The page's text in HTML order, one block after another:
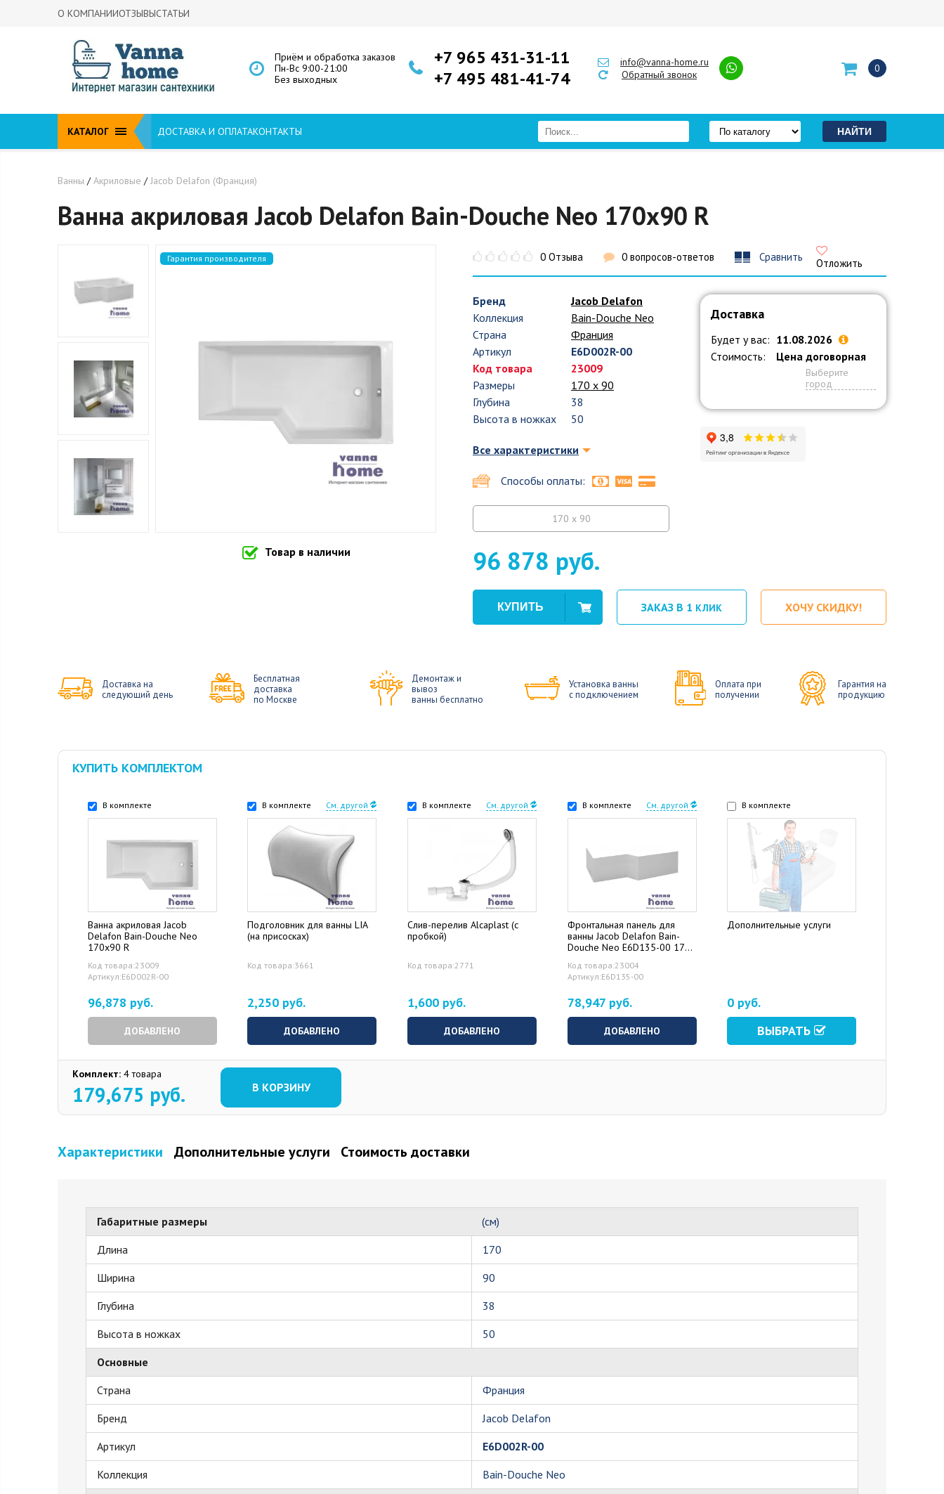
О КОМПАНИИОТЗЫВЫСТАТЬИ
Приём и обработка заказов
Пн-Вс 9:00-21:00
Без выходных
+7 965 431-31-11
+7 495 481-41-74
info@vanna-home.ru
Обратный звонок
0
КАТАЛОГ ДОСТАВКА И ОПЛАТАКОНТАКТЫ
Ванны /Акриловые /Jacob Delafon (Франция)
Ванна акриловая Jacob Delafon Bain-Douche Neo 170x90 R
Гарантия производителя
Товар в наличии
0 Отзыва 0 вопросов-ответов Сравнить Отложить
Бренд
Jacob Delafon
Коллекция
Bain-Douche Neo
Страна
Франция
Артикул
E6D002R-00
Код товара
23009
Размеры
170 х 90
Глубина
38
Высота в ножках
50
Все характеристики
Способы оплаты:
170 x 90
Доставка
Будет у вас: 11.08.2026
Стоимость:
Цена договорная
Выберите
город
96 878 руб.
ЗАКАЗ В 1 КЛИК ХОЧУ СКИДКУ!
Доставка на
следующий день
Бесплатная
доставка
по Москве
Демонтаж и
вывоз
ванны бесплатно
Установка ванны
с подключением
Оплата при
получении
Гарантия на
продукцию
КУПИТЬ КОМПЛЕКТОМ
В комплекте
Ванна акриловая Jacob
Delafon Bain-Douche Neo
170x90 R
Код товара:23009
Артикул:E6D002R-00
96,878 руб.
ДОБАВЛЕНО
В комплекте См. другой
Подголовник для ванны LIA
(на присосках)
Код товара:3661
2,250 руб.
ДОБАВЛЕНО
В комплекте См. другой
Слив-перелив Alcaplast (с
пробкой)
Код товара:2771
1,600 руб.
ДОБАВЛЕНО
В комплекте См. другой
Фронтальная панель для
ванны Jacob Delafon Bain-
Douche Neo E6D135-00 170
Код товара:23004
Артикул:E6D135-00
78,947 руб.
ДОБАВЛЕНО
В комплекте
Дополнительные услуги
0 руб.
ВЫБРАТЬ
Комплект: 4 товара
179,675 руб. В КОРЗИНУ
Характеристики Дополнительные услуги Стоимость доставки
Габаритные размеры
(см)
Длина
170
Ширина
90
Глубина
38
Высота в ножках
50
Основные
Страна
Франция
Бренд
Jacob Delafon
Артикул
E6D002R-00
Коллекция
Bain-Douche Neo